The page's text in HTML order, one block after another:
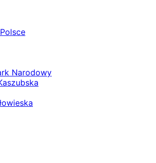
Narodowy